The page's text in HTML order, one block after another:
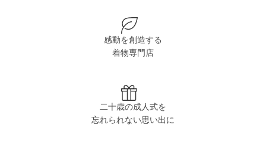
感動を創造する
着物専門店
二十歳の成人式を
忘れられない思い出に